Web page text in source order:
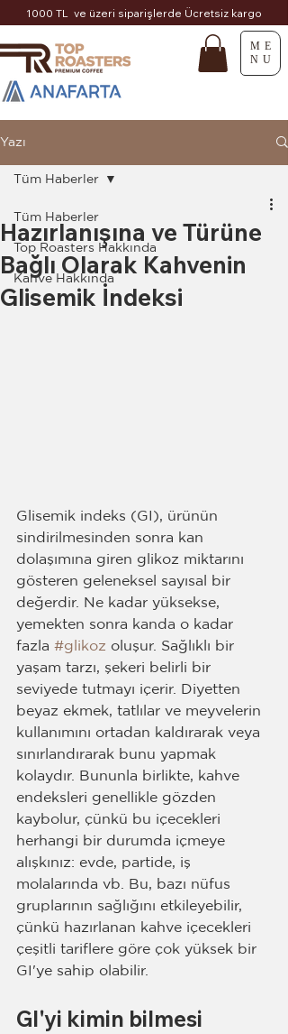
1000 TL ve üzeri siparişlerde Ücretsiz kargo
ME
NU
Yazı
Tüm Haberler
Top Roasters Hakkında
Kahve Hakkında
Tüm Haberler
Hazırlanışına ve Türüne
Bağlı Olarak Kahvenin
Glisemik İndeksi
Glisemik indeks (GI), ürünün
sindirilmesinden sonra kan
dolaşımına giren glikoz miktarını
gösteren geleneksel sayısal bir
değerdir. Ne kadar yüksekse,
yemekten sonra kanda o kadar
fazla #glikoz oluşur. Sağlıklı bir
yaşam tarzı, şekeri belirli bir
seviyede tutmayı içerir. Diyetten
beyaz ekmek, tatlılar ve meyvelerin
kullanımını ortadan kaldırarak veya
sınırlandırarak bunu yapmak
kolaydır. Bununla birlikte, kahve
endeksleri genellikle gözden
kaybolur, çünkü bu içecekleri
herhangi bir durumda içmeye
alışkınız: evde, partide, iş
molalarında vb. Bu, bazı nüfus
gruplarının sağlığını etkileyebilir,
çünkü hazırlanan kahve içecekleri
çeşitli tariflere göre çok yüksek bir
GI'ye sahip olabilir.
GI'yi kimin bilmesi